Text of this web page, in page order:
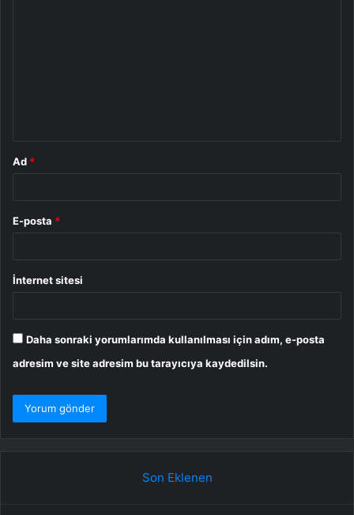
Ad *
E-posta *
İnternet sitesi
Daha sonraki yorumlarımda kullanılması için adım, e-posta
adresim ve site adresim bu tarayıcıya kaydedilsin.
Son Eklenen